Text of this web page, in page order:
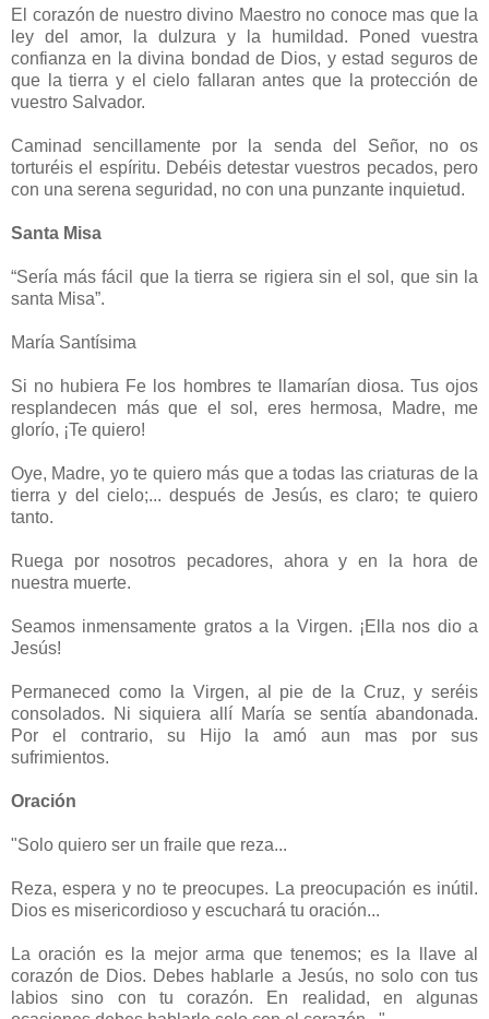
El corazón de nuestro divino Maestro no conoce mas que la
ley del amor, la dulzura y la humildad. Poned vuestra
confianza en la divina bondad de Dios, y estad seguros de
que la tierra y el cielo fallaran antes que la protección de
vuestro Salvador.
Caminad sencillamente por la senda del Señor, no os
torturéis el espíritu. Debéis detestar vuestros pecados, pero
con una serena seguridad, no con una punzante inquietud.
Santa Misa
“Sería más fácil que la tierra se rigiera sin el sol, que sin la
santa Misa”.
María Santísima
Si no hubiera Fe los hombres te llamarían diosa. Tus ojos
resplandecen más que el sol, eres hermosa, Madre, me
glorío, ¡Te quiero!
Oye, Madre, yo te quiero más que a todas las criaturas de la
tierra y del cielo;... después de Jesús, es claro; te quiero
tanto.
Ruega por nosotros pecadores, ahora y en la hora de
nuestra muerte.
Seamos inmensamente gratos a la Virgen. ¡Ella nos dio a
Jesús!
Permaneced como la Virgen, al pie de la Cruz, y seréis
consolados. Ni siquiera allí María se sentía abandonada.
Por el contrario, su Hijo la amó aun mas por sus
sufrimientos.
Oración
"Solo quiero ser un fraile que reza...
Reza, espera y no te preocupes. La preocupación es inútil.
Dios es misericordioso y escuchará tu oración...
La oración es la mejor arma que tenemos; es la llave al
corazón de Dios. Debes hablarle a Jesús, no solo con tus
labios sino con tu corazón. En realidad, en algunas